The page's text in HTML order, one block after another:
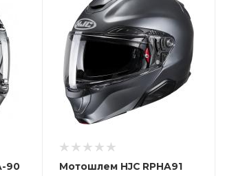
90
Мотошлем HJC RPHA91